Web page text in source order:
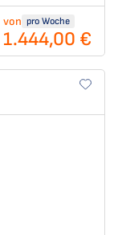
von pro Woche
1.444,00 €